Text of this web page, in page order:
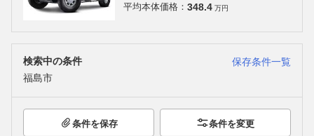
平均本体価格： 348.4 万円
検索中の条件
保存条件一覧
福島市
条件を保存 条件を変更